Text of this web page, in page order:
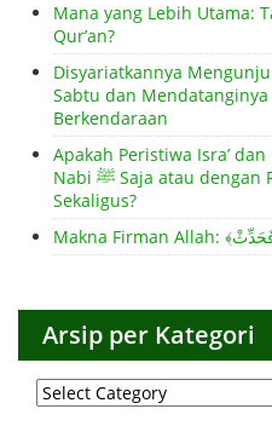
Mana yang Lebih Utama:
Qur’an?
Disyariatkannya
Sabtu dan
Berkendaraan
Apakah Peristiwa Isra’
Nabi ﷺ Saja atau dengan Ruh dan Jasad Beliau
Sekaligus?
Arsip per Kategori
Arsip
per